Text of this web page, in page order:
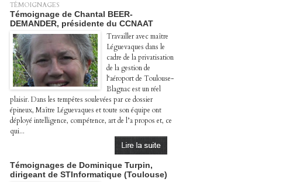
Péage autoroute : tout savoir (ou
presque) sur l'action collective ouverte
le 2 avril
07/04/2026 -Christophe LEGUEVAQUES
TÉMOIGNAGES
Témoignage de Chantal BEER-
DEMANDER, présidente du CCNAAT
Travailler avec maître
Léguevaques dans le
cadre de la privatisation
de la gestion de
l‘aéroport de Toulouse-
Blagnac est un réel
plaisir. Dans les tempêtes soulevées par ce dossier
épineux, Maître Léguevaques et toute son équipe ont
déployé intelligence, compétence, art de l’a propos et, ce
qui...
Témoignages de Dominique Turpin,
dirigeant de STInformatique (Toulouse)